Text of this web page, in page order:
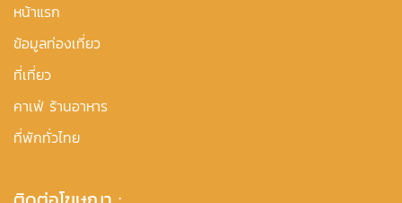
หน้าแรก
ข้อมูลท่องเที่ยว
ที่เที่ยว
คาเฟ่ ร้านอาหาร
ที่พักทั่วไทย